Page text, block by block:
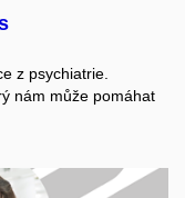
z psychiatrie.
nám může pomáhat